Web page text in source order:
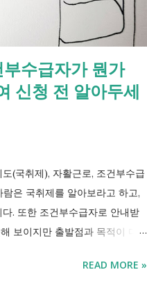
받을 수 있을까요? 이번 보건
질문하셨습니다. "부모와 같이
자 살아야만 받을 수 있는 건가
주한다는 이유만으로 장애인연
들이 이번 업무계획에 포함된
지' 와 장애인연금 을 같은 제도
수급자가 뭔가
신청 전 알아두세
(국취제), 자활근로, 조건부수급
은 국취제를 알아보라고 하고,
. 또한 조건부수급자로 안내받
보이지만 출발점과 목적이 다
기하지 않길 바라는 마음에 쉽게
READ MORE »